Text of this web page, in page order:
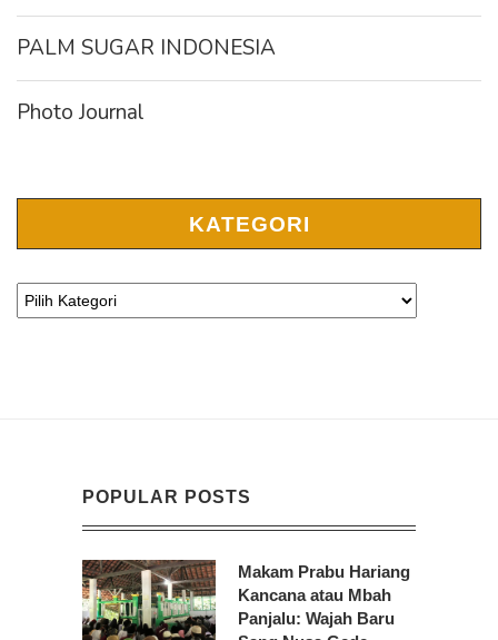
PALM SUGAR INDONESIA
Photo Journal
KATEGORI
POPULAR POSTS
Makam Prabu Hariang
Kancana atau Mbah
Panjalu: Wajah Baru